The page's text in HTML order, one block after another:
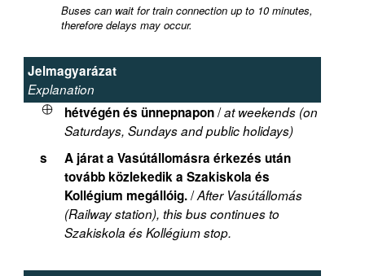
Buses can wait for train connection up to 10 minutes,
therefore delays may occur.
Jelmagyarázat
Explanation
hétvégén és ünnepnapon/at weekends (on
Saturdays, Sundays and public holidays)
s
A járat a Vasútállomásra érkezés után
tovább közlekedik a Szakiskola és
Kollégium megállóig./After Vasútállomás
(Railway station), this bus continues to
Szakiskola és Kollégium stop.